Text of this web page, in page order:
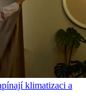
klimatizaci a